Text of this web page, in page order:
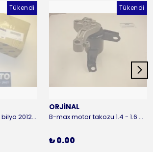
Tükendi
B-max arka poryalı bilya 2012-2016 ORJİNAL
Tükendi
ORJİNAL
B-max motor takozu 1.4 - 1.6 benzinli 2012-2016 ORJİNAL
₺ 0.00